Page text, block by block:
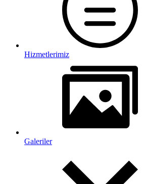
Hizmetlerimiz
Galeriler